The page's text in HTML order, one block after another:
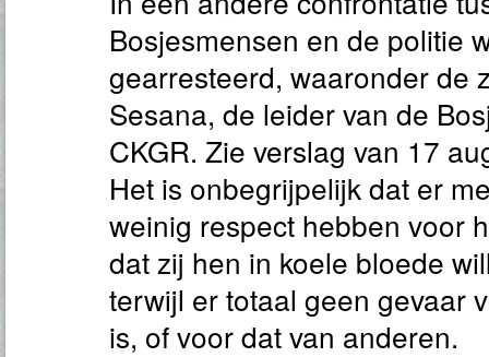
Bosjesmensen en de politie
gearresteerd, waaronder de
Sesana, de leider van de
CKGR. Zie verslag van 17
Het is onbegrijpelijk dat er
weinig respect hebben voor
dat zij hen in koele bloede
terwijl er totaal geen gevaar
is, of voor dat van anderen.